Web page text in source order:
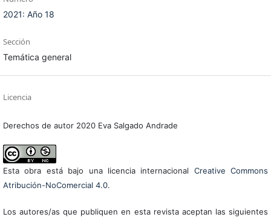
2021: Año 18
Sección
Temática general
Licencia
Derechos de autor 2020 Eva Salgado Andrade
Esta obra está bajo una licencia internacional Creative Commons
Atribución-NoComercial 4.0.
Los autores/as que publiquen en esta revista aceptan las siguientes